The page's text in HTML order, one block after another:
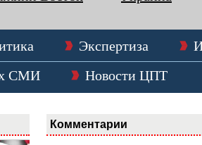
Экспертиза
СМИ Новости ЦПТ
Комментарии